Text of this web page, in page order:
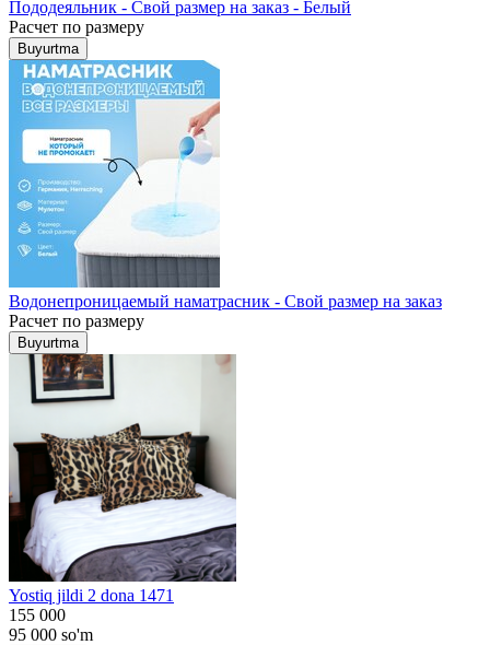
Пододеяльник - Свой размер на заказ - Белый
Расчет по размеру
Buyurtma
Водонепроницаемый наматрасник - Свой размер на заказ
Расчет по размеру
Buyurtma
Yostiq jildi 2 dona 1471
155 000
95 000 so'm